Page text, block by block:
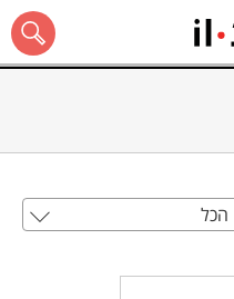
הכל